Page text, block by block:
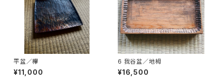
平盆／欅
¥11,000
6 我谷盆／地栂
¥16,500